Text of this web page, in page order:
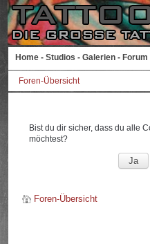
Home - Studios - Galerien - Forum
Foren-Übersicht
Bist du dir sicher, dass du alle
möchtest?
Foren-Übersicht